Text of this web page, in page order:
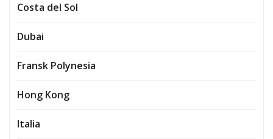
Costa del Sol
Dubai
Fransk Polynesia
Hong Kong
Italia